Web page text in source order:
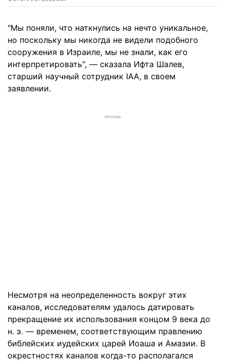
"Мы поняли, что наткнулись на нечто уникальное,
но поскольку мы никогда не видели подобного
сооружения в Израиле, мы не знали, как его
интерпретировать", — сказала Ифта Шалев,
старший научный сотрудник IAA, в своем
заявлении.
РЕКЛАМА
Несмотря на неопределенность вокруг этих
каналов, исследователям удалось датировать
прекращение их использования концом 9 века до
н. э. — временем, соответствующим правлению
библейских иудейских царей Иоаша и Амазии. В
окрестностях каналов когда-то располагался